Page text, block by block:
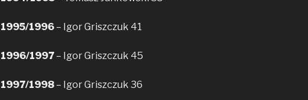
1995/1996 – Igor Griszczuk 41
1996/1997 – Igor Griszczuk 45
1997/1998 – Igor Griszczuk 36